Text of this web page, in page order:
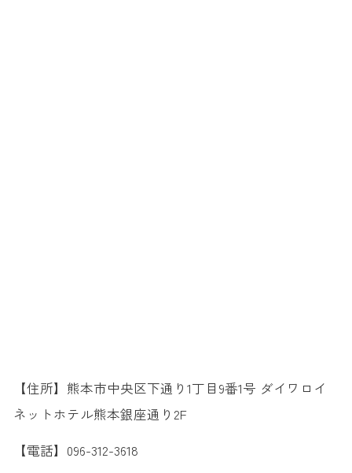
【住所】熊本市中央区下通り1丁目9番1号 ダイワロイ
ネットホテル熊本銀座通り2F
【電話】096-312-3618